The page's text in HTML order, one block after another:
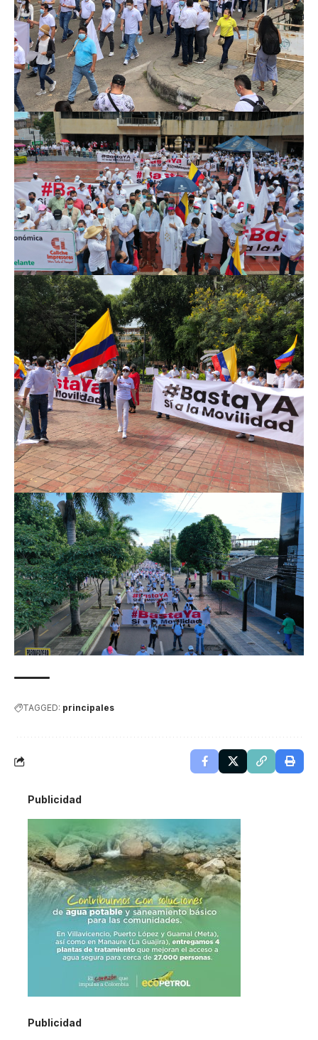
TAGGED: principales
Publicidad
Publicidad